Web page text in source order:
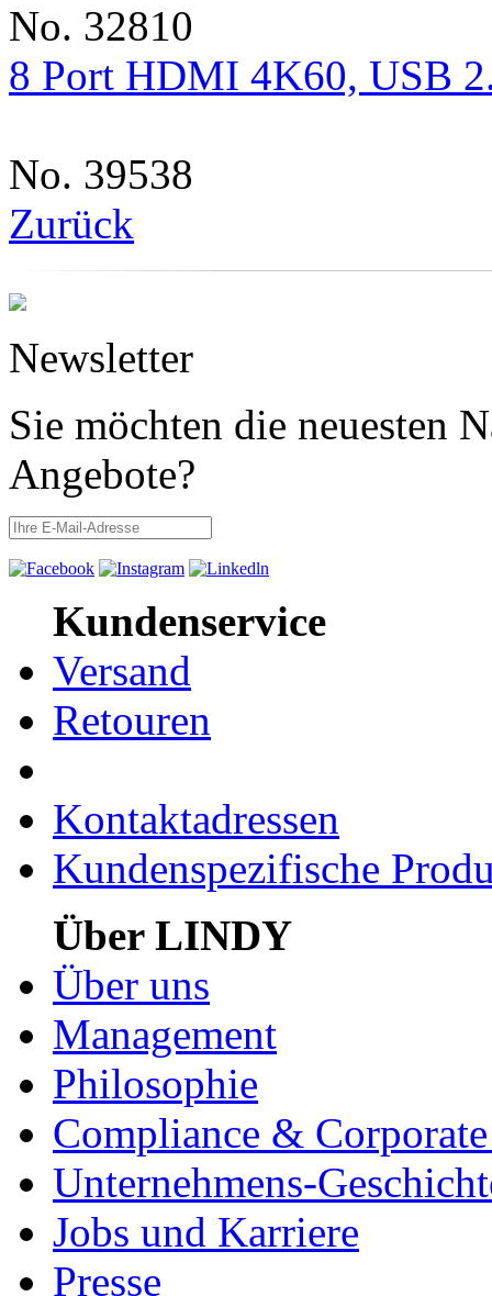
No. 32810
8 Port HDMI 4K60, USB
No. 39538
Zurück
Newsletter
Sie möchten die neuesten
Angebote?
Kundenservice
Versand
Retouren
Kontaktadressen
Kundenspezifische
Über LINDY
Über uns
Management
Philosophie
Compliance &
Unternehmens-
Jobs und Karriere
Presse